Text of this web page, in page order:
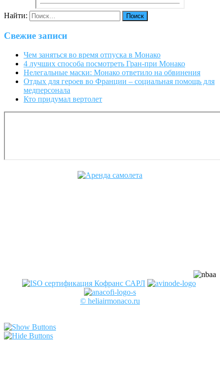
Найти:
Свежие записи
Чем заняться во время отпуска в Монако
4 лучших способа посмотреть Гран-при Монако
Нелегальные маски: Монако ответило на обвинения
Отдых для героев во Франции – социальная помощь для
медперсонала
Кто придумал вертолет
© heliairmonaco.ru